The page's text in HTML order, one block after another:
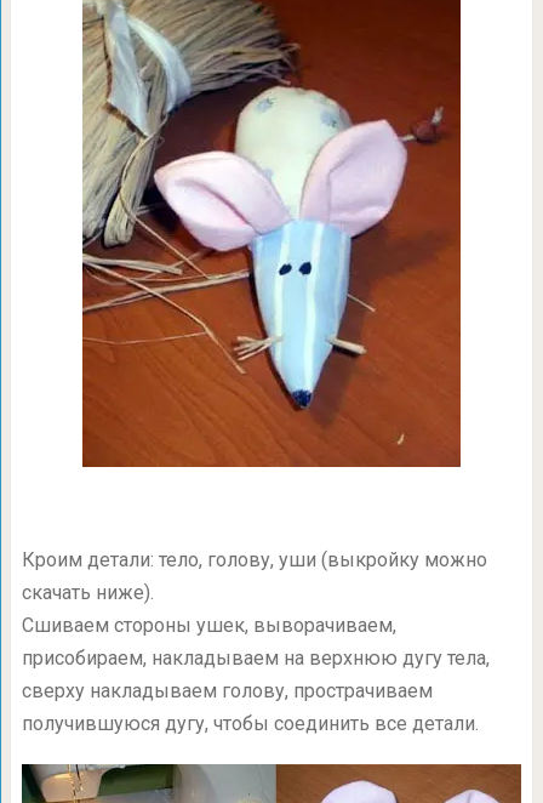
Кроим детали: тело, голову, уши (выкройку можно
скачать ниже).
Сшиваем стороны ушек, выворачиваем,
присобираем, накладываем на верхнюю дугу тела,
сверху накладываем голову, прострачиваем
получившуюся дугу, чтобы соединить все детали.